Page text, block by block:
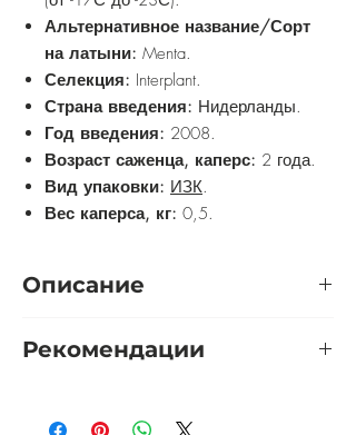
Альтернативное название/Сорт
на латыни: Menta.
Селекция: Interplant.
Страна введения: Нидерланды.
Год введения: 2008.
Возраст саженца, каперс: 2 года.
Вид упаковки: ИЗК.
Вес каперса, кг: 0,5.
Описание
завораживающий своими цветками
кремовый. Бутоны образуются
Рекомендации
солнечном участке. Приветствуется